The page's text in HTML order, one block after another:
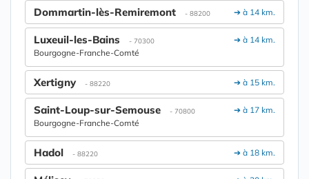
➔ à 14 km.
Dommartin-lès-Remiremont - 88200
➔ à 14 km.
Luxeuil-les-Bains - 70300
Bourgogne-Franche-Comté
➔ à 15 km.
Xertigny - 88220
➔ à 17 km.
Saint-Loup-sur-Semouse - 70800
Bourgogne-Franche-Comté
➔ à 18 km.
Hadol - 88220